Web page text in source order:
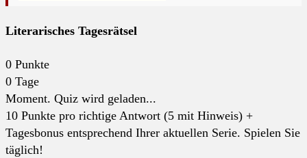
Literarisches Tagesrätsel
0 Punkte
0 Tage
Moment. Quiz wird geladen...
10 Punkte pro richtige Antwort (5 mit Hinweis) +
Tagesbonus entsprechend Ihrer aktuellen Serie. Spielen Sie
täglich!